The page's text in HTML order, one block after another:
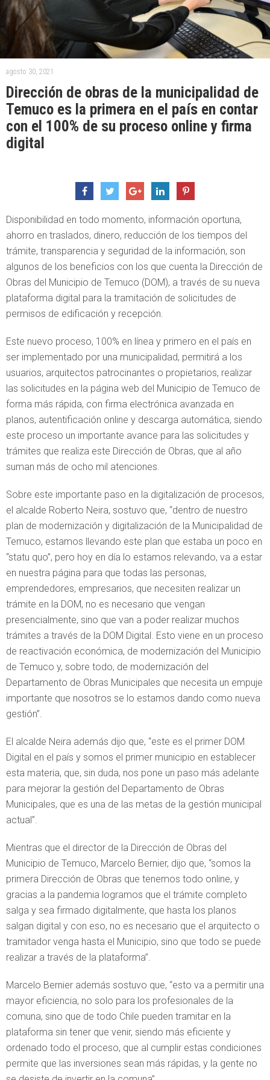
agosto 30, 2021
Dirección de obras de la municipalidad de
Temuco es la primera en el país en contar
con el 100% de su proceso online y firma
digital
Disponibilidad en todo momento, información oportuna,
ahorro en traslados, dinero, reducción de los tiempos del
trámite, transparencia y seguridad de la información, son
algunos de los beneficios con los que cuenta la Dirección de
Obras del Municipio de Temuco (DOM), a través de su nueva
plataforma digital para la tramitación de solicitudes de
permisos de edificación y recepción.
Este nuevo proceso, 100% en línea y primero en el país en
ser implementado por una municipalidad, permitirá a los
usuarios, arquitectos patrocinantes o propietarios, realizar
las solicitudes en la página web del Municipio de Temuco de
forma más rápida, con firma electrónica avanzada en
planos, autentificación online y descarga automática, siendo
este proceso un importante avance para las solicitudes y
trámites que realiza este Dirección de Obras, que al año
suman más de ocho mil atenciones.
Sobre este importante paso en la digitalización de procesos,
el alcalde Roberto Neira, sostuvo que, “dentro de nuestro
plan de modernización y digitalización de la Municipalidad de
Temuco, estamos llevando este plan que estaba un poco en
“statu quo”, pero hoy en día lo estamos relevando, va a estar
en nuestra página para que todas las personas,
emprendedores, empresarios, que necesiten realizar un
trámite en la DOM, no es necesario que vengan
presencialmente, sino que van a poder realizar muchos
trámites a través de la DOM Digital. Esto viene en un proceso
de reactivación económica, de modernización del Municipio
de Temuco y, sobre todo, de modernización del
Departamento de Obras Municipales que necesita un empuje
importante que nosotros se lo estamos dando como nueva
gestión”.
El alcalde Neira además dijo que, “este es el primer DOM
Digital en el país y somos el primer municipio en establecer
esta materia, que, sin duda, nos pone un paso más adelante
para mejorar la gestión del Departamento de Obras
Municipales, que es una de las metas de la gestión municipal
actual”.
Mientras que el director de la Dirección de Obras del
Municipio de Temuco, Marcelo Bernier, dijo que, “somos la
primera Dirección de Obras que tenemos todo online, y
gracias a la pandemia logramos que el trámite completo
salga y sea firmado digitalmente, que hasta los planos
salgan digital y con eso, no es necesario que el arquitecto o
tramitador venga hasta el Municipio, sino que todo se puede
realizar a través de la plataforma”.
Marcelo Bernier además sostuvo que, “esto va a permitir una
mayor eficiencia, no solo para los profesionales de la
comuna, sino que de todo Chile pueden tramitar en la
plataforma sin tener que venir, siendo más eficiente y
ordenado todo el proceso, que al cumplir estas condiciones
permite que las inversiones sean más rápidas, y la gente no